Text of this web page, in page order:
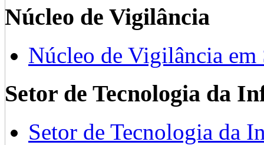
Núcleo de Vigilância
Núcleo de Vigilância em
Setor de Tecnologia da
Setor de Tecnologia da